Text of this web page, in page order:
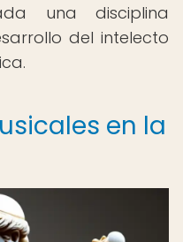
una disciplina
del intelecto
en la